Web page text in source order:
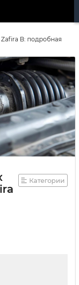
B: подробная
Категории